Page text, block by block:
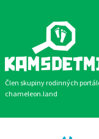
Člen skupiny rodinných
chameleon.land